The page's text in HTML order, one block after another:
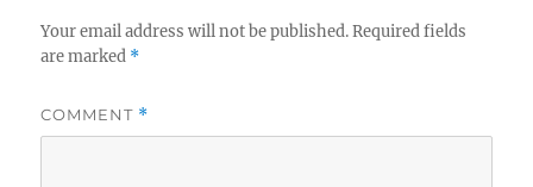
Your email address will not be published. Required fields
are marked *
COMMENT *